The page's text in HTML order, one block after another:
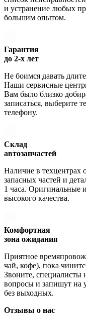
и устранение любых
большим опытом.
Гарантия
до 2-х лет
Не боимся давать
Наши сервисные
Вам было близко
записаться, выберите
телефону.
Склад
автозапчастей
Наличие в техцентрах
запасных частей и
1 часа. Оригинальные
высокого качества.
Комфортная
зона ожидания
Приятное
чай, кофе), пока
Звоните, специалисты
вопросы и запишут на
без выходных.
Отзывы о нас